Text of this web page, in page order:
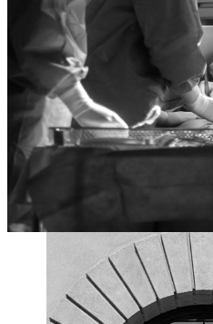
Forts de notre ancrage
cabinet régional en
Roussillon, nous
delà d’Aix-en-Provence,
stratégique adaptée aux
professions
sécuriser l’exercice
détermination.